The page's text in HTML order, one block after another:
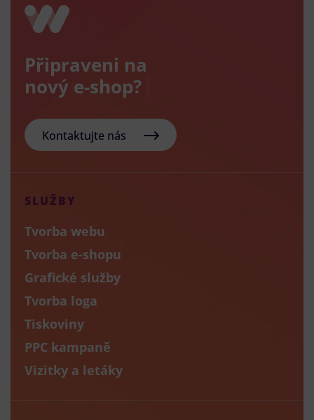
Připraveni na
nový
Kontaktujte nás
SLUŽBY
Tvorba webu
Tvorba e-shopu
Grafické služby
Tvorba loga
Tiskoviny
PPC kampaně
Vizitky a letáky